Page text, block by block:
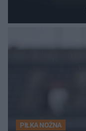
PIŁKA NOŻNA